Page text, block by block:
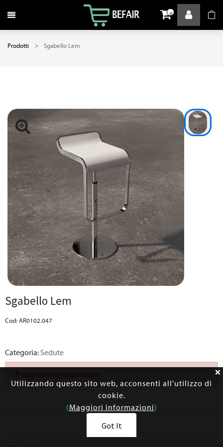
Attiva / disattiva la navigazione 0
Prodotti Sgabello Lem
Sgabello Lem
Cod: AR0102.047
Categoria: Sedute
Utilizzando questo sito web, acconsenti all'utilizzo di
cookie.
(Maggiori informazioni)
Got It